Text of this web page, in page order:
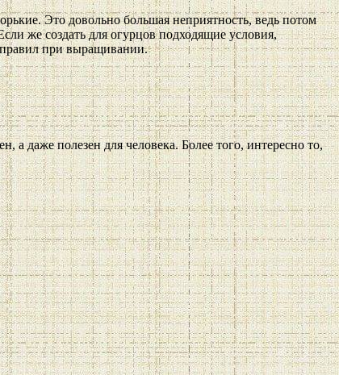
Это довольно большая неприятность, ведь потом
же создать для огурцов подходящие условия,
при выращивании.
а даже полезен для человека. Более того, интересно то,